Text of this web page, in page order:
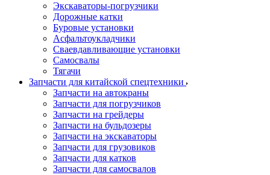
Экскаваторы-погрузчики
Дорожные катки
Буровые установки
Асфальтоукладчики
Сваевдавливающие установки
Самосвалы
Тягачи
Запчасти для китайской спецтехники
Запчасти на автокраны
Запчасти для погрузчиков
Запчасти на грейдеры
Запчасти на бульдозеры
Запчасти на экскаваторы
Запчасти для грузовиков
Запчасти для катков
Запчасти для самосвалов